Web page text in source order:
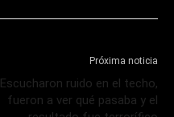
Próxima noticia
Escucharon ruido en el techo,
fueron a ver qué pasaba y el